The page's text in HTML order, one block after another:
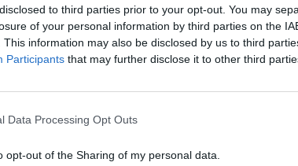
to third parties prior to your opt-out. You may
of your personal information by third parties on the
This information may also be disclosed by us to third
Participants that may further disclose it to other third
Data Processing Opt Outs
opt-out of the Sharing of my personal data.